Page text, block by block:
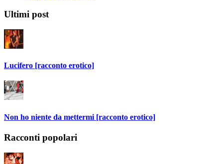
Ultimi post
Lucifero [racconto erotico]
Non ho niente da mettermi [racconto erotico]
Racconti popolari